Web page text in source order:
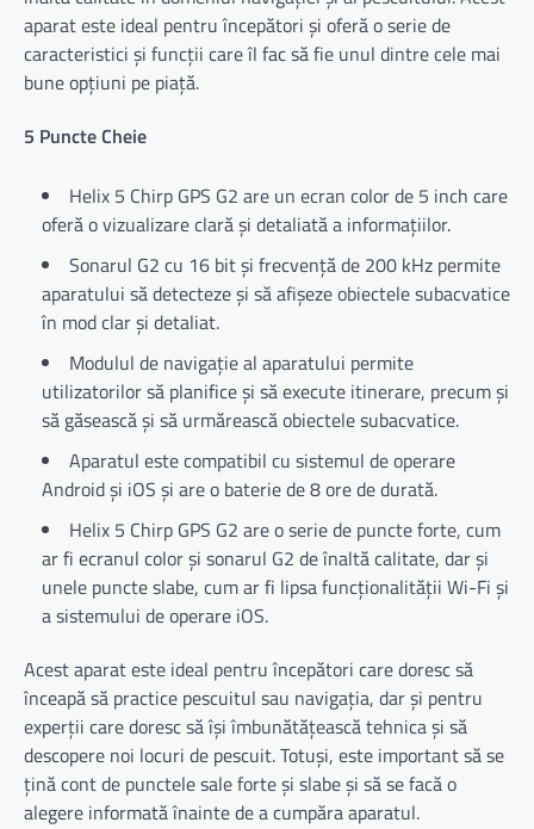
aparat este ideal pentru începători și oferă o serie de
caracteristici și funcții care îl fac să fie unul dintre cele mai
bune opțiuni pe piață.
5 Puncte Cheie
Helix 5 Chirp GPS G2 are un ecran color de 5 inch care
oferă o vizualizare clară și detaliată a informațiilor.
Sonarul G2 cu 16 bit și frecvență de 200 kHz permite
aparatului să detecteze și să afișeze obiectele subacvatice
în mod clar și detaliat.
Modulul de navigație al aparatului permite
utilizatorilor să planifice și să execute itinerare, precum și
să găsească și să urmărească obiectele subacvatice.
Aparatul este compatibil cu sistemul de operare
Android și iOS și are o baterie de 8 ore de durată.
Helix 5 Chirp GPS G2 are o serie de puncte forte, cum
ar fi ecranul color și sonarul G2 de înaltă calitate, dar și
unele puncte slabe, cum ar fi lipsa funcționalității Wi-Fi și
a sistemului de operare iOS.
Acest aparat este ideal pentru începători care doresc să
înceapă să practice pescuitul sau navigația, dar și pentru
experții care doresc să își îmbunătățească tehnica și să
descopere noi locuri de pescuit. Totuși, este important să se
țină cont de punctele sale forte și slabe și să se facă o
alegere informată înainte de a cumpăra aparatul.